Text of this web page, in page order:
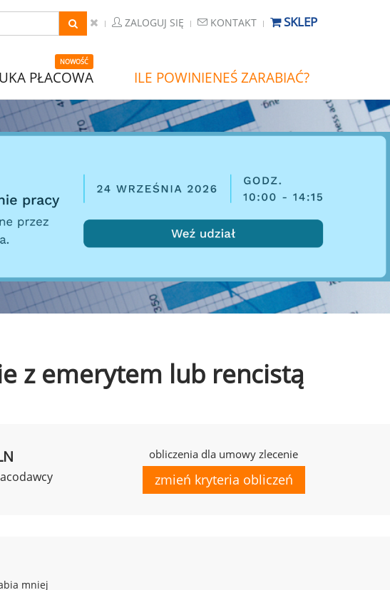
ZALOGUJ SIĘ KONTAKT SKLEP
NOWOŚĆ
PŁACOWA ILE POWINIENEŚ ZARABIAĆ?
z emerytem lub rencistą
obliczenia dla umowy zlecenie
zmień kryteria obliczeń
mniej